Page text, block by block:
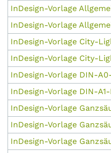
InDesign-Vorlage
InDesign-Vorlage
InDesign-Vorlage City-
InDesign-Vorlage City-
InDesign-Vorlage DIN-
InDesign-Vorlage DIN-
InDesign-Vorlage
InDesign-Vorlage
InDesign-Vorlage